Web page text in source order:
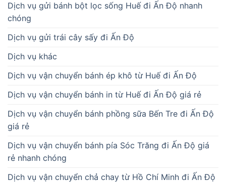
Dịch vụ gửi bánh bột lọc sống Huế đi Ấn Độ nhanh
chóng
Dịch vụ gửi trái cây sấy đi Ấn Độ
Dịch vụ khác
Dịch vụ vận chuyển bánh ép khô từ Huế đi Ấn Độ
Dịch vụ vận chuyển bánh in từ Huế đi Ấn Độ giá rẻ
Dịch vụ vận chuyển bánh phồng sữa Bến Tre đi Ấn Độ
giá rẻ
Dịch vụ vận chuyển bánh pía Sóc Trăng đi Ấn Độ giá
rẻ nhanh chóng
Dịch vụ vận chuyển chả chay từ Hồ Chí Minh đi Ấn Độ